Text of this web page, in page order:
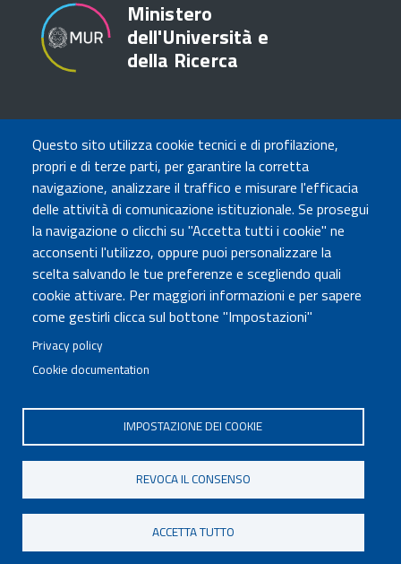
Questo sito utilizza cookie tecnici e di profilazione,
propri e di terze parti, per garantire la corretta
navigazione, analizzare il traffico e misurare l'efficacia
delle attività di comunicazione istituzionale. Se prosegui
la navigazione o clicchi su "Accetta tutti i cookie" ne
acconsenti l'utilizzo, oppure puoi personalizzare la
scelta salvando le tue preferenze e scegliendo quali
cookie attivare. Per maggiori informazioni e per sapere
come gestirli clicca sul bottone "Impostazioni"
Privacy policy
Cookie documentation
IMPOSTAZIONE DEI COOKIE
REVOCA IL CONSENSO
ACCETTA TUTTO
Ministero
dell'Università e
della Ricerca
TRASPARENZA
Amministrazione Trasparente
Atti di notifica
Albo online
Concorsi
COMUNICA CON NOI
Urp
Posta elettronica certificata
Sedi e contatti
Governo Italiano
Tutti i diritti riservati © 2020
MENU
Mappa del sito
Cookie settings